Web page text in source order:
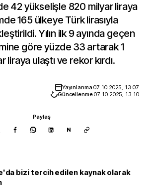
42 yükselişle 820 milyar liraya
165 ülkeye Türk lirasıyla
Yılın ilk 9 ayında geçen
göre yüzde 33 artarak 1
liraya ulaştı ve rekor kırdı.
Yayınlanma07.10.2025, 13:07
Güncellenme07.10.2025, 13:10
Paylaş
N
bizi tercih edilen kaynak olarak